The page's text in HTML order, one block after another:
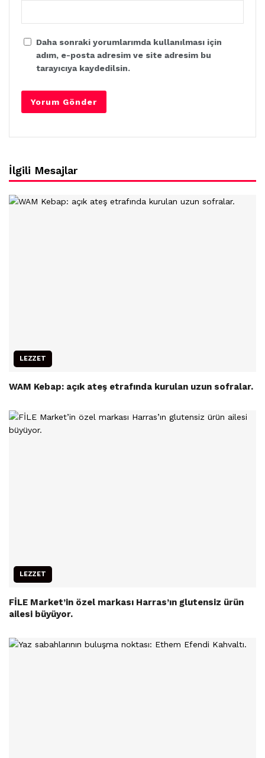
Daha sonraki yorumlarımda kullanılması için
adım, e-posta adresim ve site adresim bu
tarayıcıya kaydedilsin.
İlgili Mesajlar
LEZZET
WAM Kebap: açık ateş etrafında kurulan uzun sofralar.
LEZZET
FİLE Market’in özel markası Harras’ın glutensiz ürün
ailesi büyüyor.